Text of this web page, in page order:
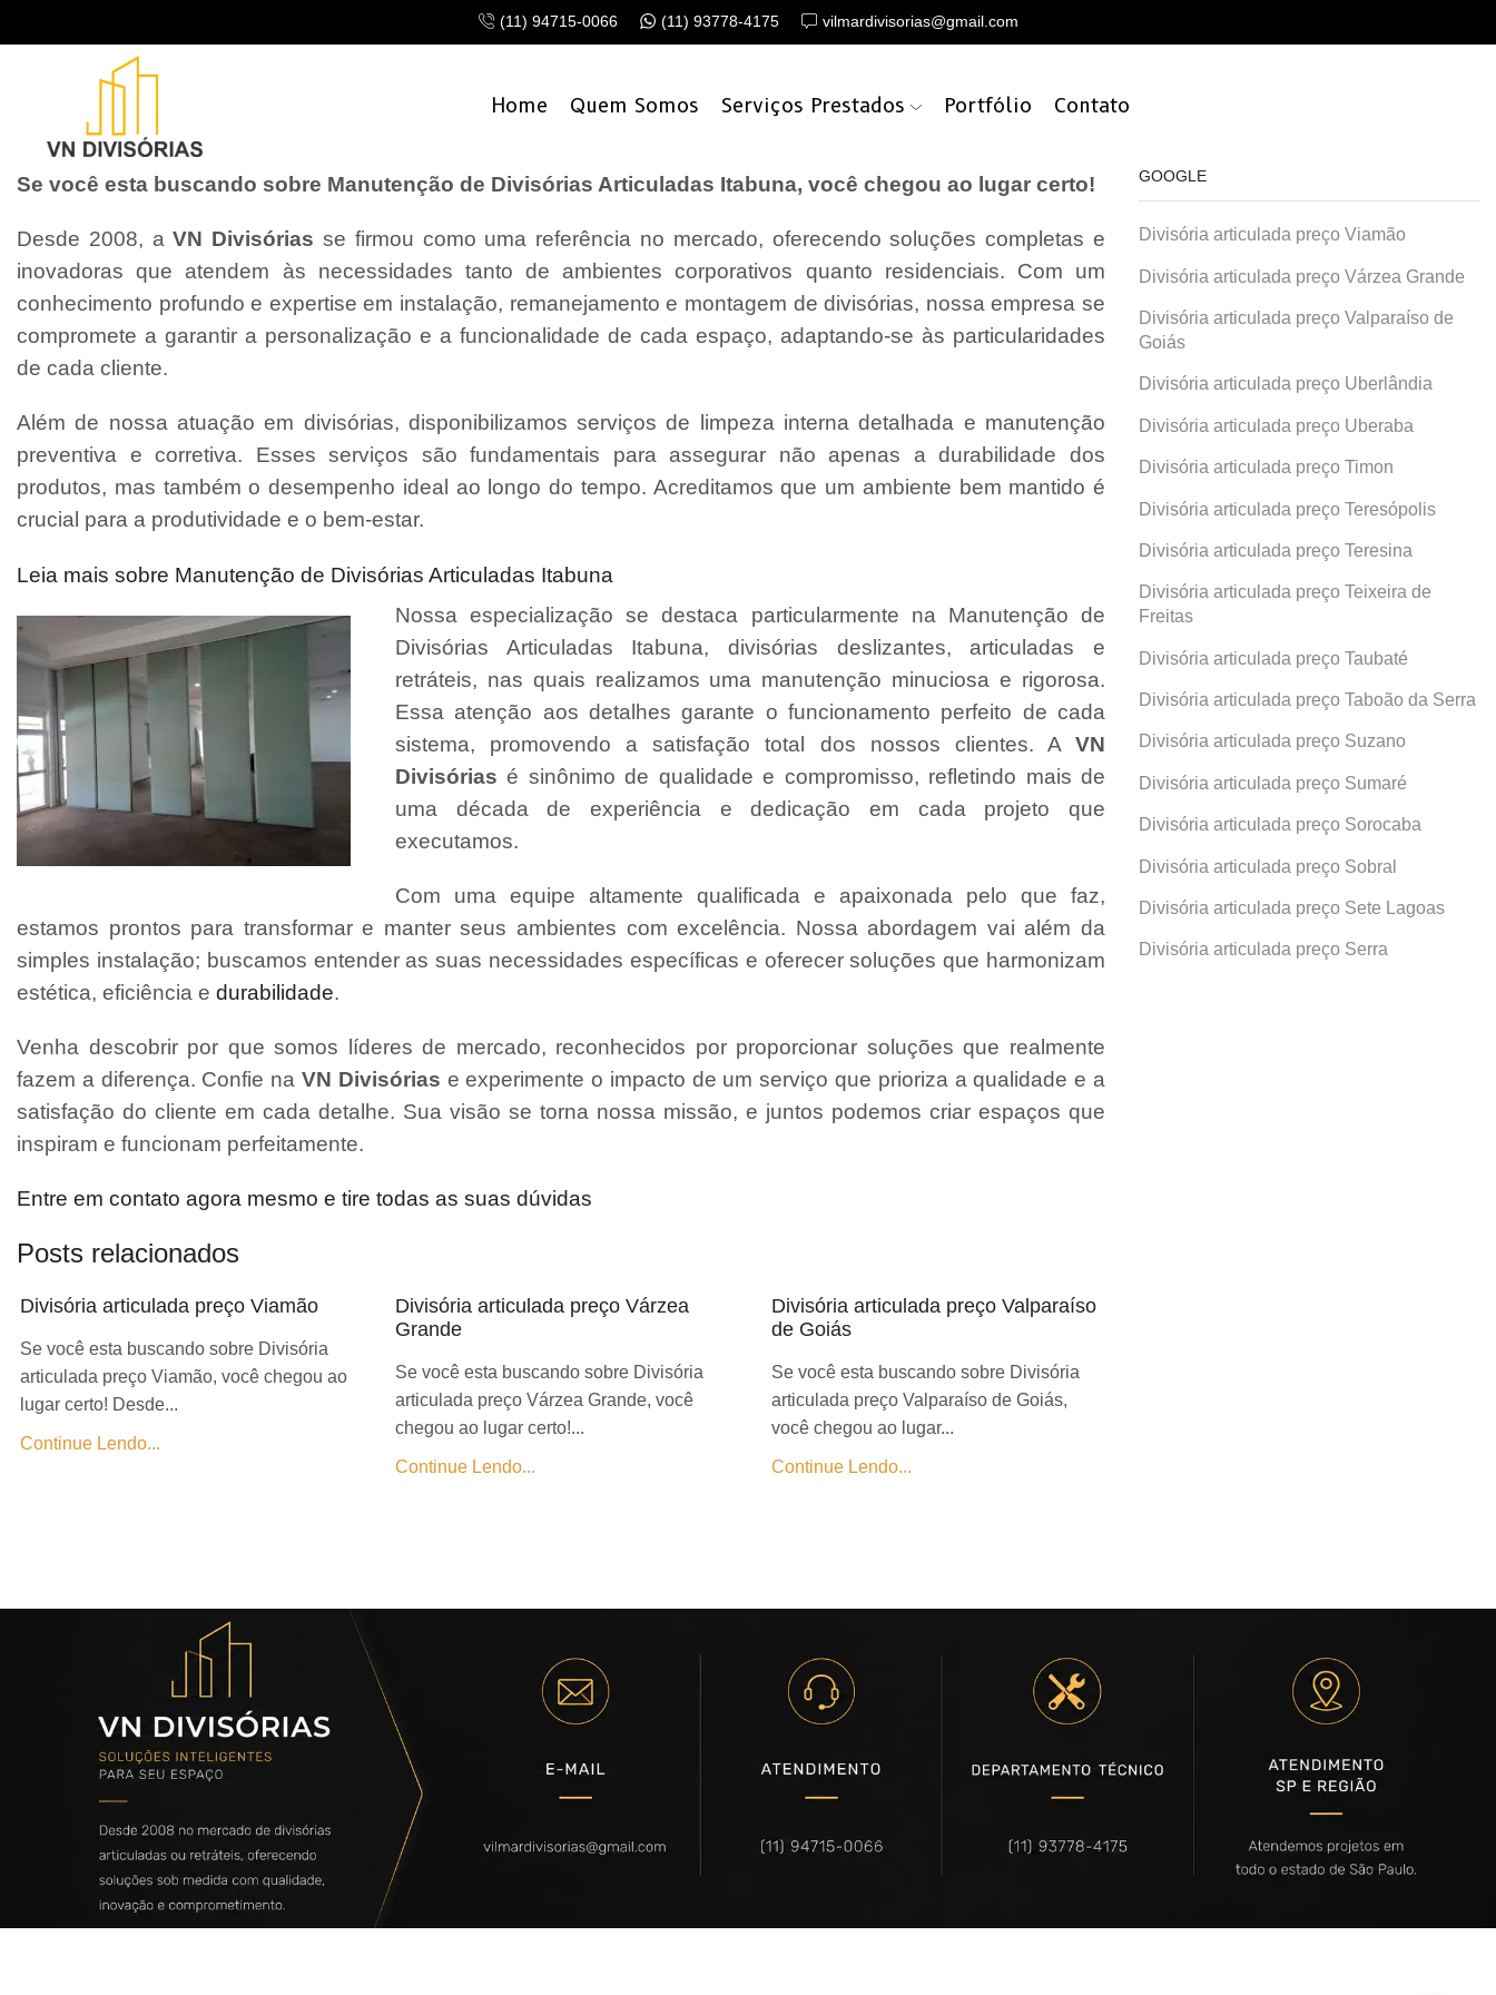
(11) 94715-0066 (11) 93778-4175 vilmardivisorias@gmail.com
Home Quem Somos Serviços Prestados Portfólio Contato
Se você esta buscando sobre Manutenção de Divisórias Articuladas Itabuna, você chegou ao lugar certo!
Desde 2008, aVN Divisórias se firmou como uma referência no mercado, oferecendo soluções completas e
inovadoras que atendem às necessidades tanto de ambientes corporativos quanto residenciais. Com um
conhecimento profundo e expertise em instalação, remanejamento e montagem de divisórias, nossa empresa se
compromete a garantir a personalização e a funcionalidade de cada espaço, adaptando-se às particularidades
de cada cliente.
Além de nossa atuação em divisórias, disponibilizamos serviços de limpeza interna detalhada e manutenção
preventiva e corretiva. Esses serviços são fundamentais para assegurar não apenas a durabilidade dos
produtos, mas também o desempenho ideal ao longo do tempo. Acreditamos que um ambiente bem mantido é
crucial para a produtividade e o bem-estar.
Leia mais sobre Manutenção de Divisórias Articuladas Itabuna
Nossa especialização se destaca particularmente na Manutenção de
Divisórias Articuladas Itabuna, divisórias deslizantes, articuladas e
retráteis, nas quais realizamos uma manutenção minuciosa e rigorosa.
Essa atenção aos detalhes garante o funcionamento perfeito de cada
sistema, promovendo a satisfação total dos nossos clientes. A VN
Divisórias é sinônimo de qualidade e compromisso, refletindo mais de
uma década de experiência e dedicação em cada projeto que
executamos.
Com uma equipe altamente qualificada e apaixonada pelo que faz,
estamos prontos para transformar e manter seus ambientes com excelência. Nossa abordagem vai além da
simples instalação; buscamos entender as suas necessidades específicas e oferecer soluções que harmonizam
estética, eficiência e durabilidade.
Venha descobrir por que somos líderes de mercado, reconhecidos por proporcionar soluções que realmente
fazem a diferença. Confie na VN Divisórias e experimente o impacto de um serviço que prioriza a qualidade e a
satisfação do cliente em cada detalhe. Sua visão se torna nossa missão, e juntos podemos criar espaços que
inspiram e funcionam perfeitamente.
Entre em contato agora mesmo e tire todas as suas dúvidas
Posts relacionados
Divisória articulada preço Viamão
Se você esta buscando sobre Divisória
articulada preço Viamão, você chegou ao
lugar certo! Desde...
Continue Lendo...
Divisória articulada preço Várzea
Grande
Se você esta buscando sobre Divisória
articulada preço Várzea Grande, você
chegou ao lugar certo!...
Continue Lendo...
Divisória articulada preço Valparaíso
de Goiás
Se você esta buscando sobre Divisória
articulada preço Valparaíso de Goiás,
você chegou ao lugar...
Continue Lendo...
GOOGLE
Divisória articulada preço Viamão
Divisória articulada preço Várzea Grande
Divisória articulada preço Valparaíso de
Goiás
Divisória articulada preço Uberlândia
Divisória articulada preço Uberaba
Divisória articulada preço Timon
Divisória articulada preço Teresópolis
Divisória articulada preço Teresina
Divisória articulada preço Teixeira de
Freitas
Divisória articulada preço Taubaté
Divisória articulada preço Taboão da Serra
Divisória articulada preço Suzano
Divisória articulada preço Sumaré
Divisória articulada preço Sorocaba
Divisória articulada preço Sobral
Divisória articulada preço Sete Lagoas
Divisória articulada preço Serra